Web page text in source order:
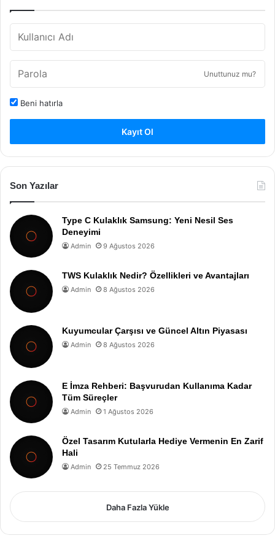
Unuttunuz mu?
Beni hatırla
Kayıt Ol
Son Yazılar
Type C Kulaklık Samsung: Yeni Nesil Ses
Deneyimi
Admin 9 Ağustos 2026
TWS Kulaklık Nedir? Özellikleri ve Avantajları
Admin 8 Ağustos 2026
Kuyumcular Çarşısı ve Güncel Altın Piyasası
Admin 8 Ağustos 2026
E İmza Rehberi: Başvurudan Kullanıma Kadar
Tüm Süreçler
Admin 1 Ağustos 2026
Özel Tasarım Kutularla Hediye Vermenin En Zarif
Hali
Admin 25 Temmuz 2026
Daha Fazla Yükle